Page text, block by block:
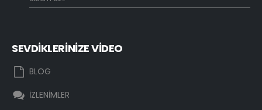
SEVDİKLERİNİZE VİDEO
BLOG
İZLENİMLER